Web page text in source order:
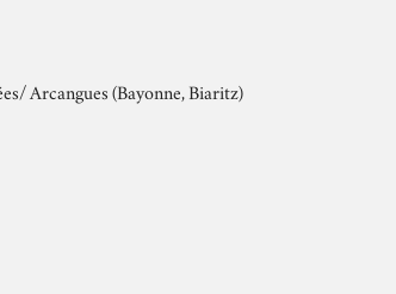
Arcangues (Bayonne, Biaritz)